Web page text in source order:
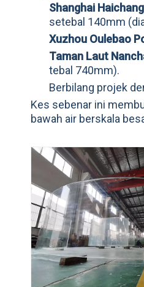
Shanghai
setebal 140mm
Xuzhou Oulebao
Taman Laut
tebal 740mm).
Berbilang projek
Kes sebenar ini
bawah air berskala